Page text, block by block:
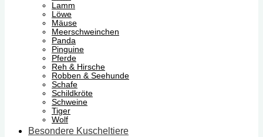
Lamm
Löwe
Mäuse
Meerschweinchen
Panda
Pinguine
Pferde
Reh & Hirsche
Robben & Seehunde
Schafe
Schildkröte
Schweine
Tiger
Wolf
Besondere Kuscheltiere